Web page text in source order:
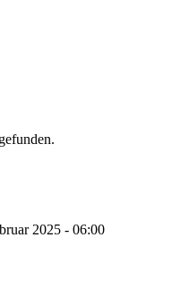
2025 - 06:00